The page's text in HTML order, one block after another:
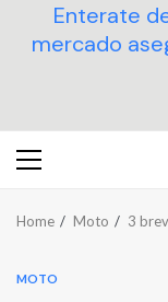
Enterate
mercado
Primary
Home Moto 3
MOTO